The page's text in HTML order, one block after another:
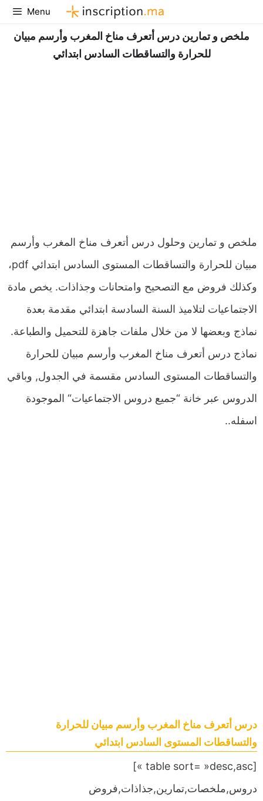
Aller
au
contenu
Menu
ملخص و تمارين درس أتعرف مناخ المغرب وأرسم مبيان
للحرارة والتساقطات السادس ابتدائي
ملخص و تمارين وحلول درس أتعرف مناخ المغرب وأرسم
مبيان للحرارة والتساقطات المستوى السادس ابتدائي pdf،
وكذلك فروض مع التصحيح وامتحانات وجذاذات. يخص مادة
الاجتماعيات لتلاميذ السنة السادسة ابتدائي مقدمة بعدة
نماذج وبعضها لا من خلال ملفات جاهزة للتحميل والطباعة.
نماذج درس أتعرف مناخ المغرب وأرسم مبيان للحرارة
والتساقطات المستوى السادس مقسمة في الجدول, وباقي
الدروس عبر خانة “جميع دروس الاجتماعيات“ الموجودة
اسفله..
درس أتعرف مناخ المغرب وأرسم مبيان للحرارة
والتساقطات المستوى السادس ابتدائي
[table sort= »desc,asc »]
دروس,ملخصات,تمارين,جذاذات,فروض